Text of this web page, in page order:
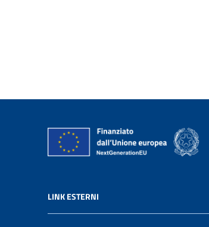
LINK ESTERNI